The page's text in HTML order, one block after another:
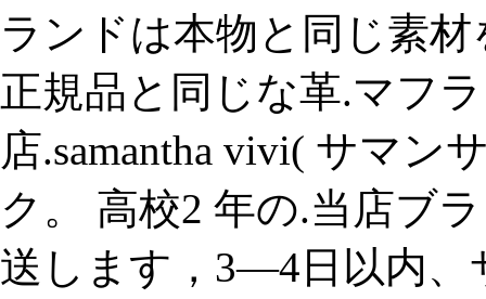
ランドは本物と同じ素
正規品と同じな革.マフ
店.samantha vivi( サマン
ク。 高校2 年の.当店ブ
送します，3―4日以内、